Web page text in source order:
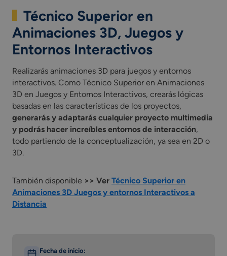
Técnico Superior en
Animaciones 3D, Juegos y
Entornos Interactivos
Realizarás animaciones 3D para juegos y entornos
interactivos. Como Técnico Superior en Animaciones
3D en Juegos y Entornos Interactivos, crearás lógicas
basadas en las características de los proyectos,
generarás y adaptarás cualquier proyecto multimedia
y podrás hacer increíbles entornos de interacción,
todo partiendo de la conceptualización, ya sea en 2D o
3D.
También disponible >> Ver Técnico Superior en
Animaciones 3D Juegos y entornos Interactivos a
Distancia
Fecha de inicio: